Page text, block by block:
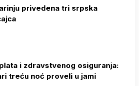
privedena tri srpska
i zdravstvenog osiguranja:
treću noć proveli u jami